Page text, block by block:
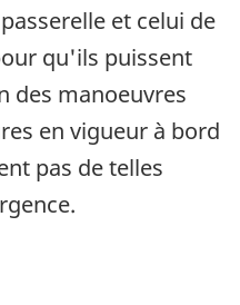
et celui de
qu'ils puissent
des manoeuvres
en vigueur à bord
pas de telles